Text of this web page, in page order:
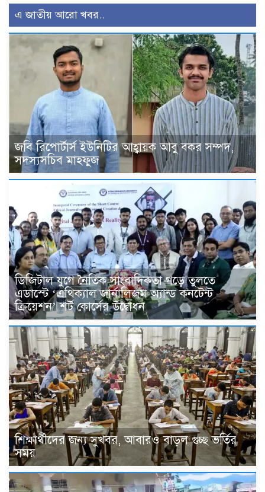
এ জাতীয় আরো খবর..
জবি রিপোর্টার্স ইউনিটির আহ্বায়ক আবু বকর সম্পদ,
সদস্যসচিব মাহফুজ
ডিজিটাল যুগে নৈতিক সাংবাদিকতা গড়ে তুলতে
এডাস্টে ‘এথিক্যাল জার্নালিজম অ্যান্ড কনটেন্ট
ক্রিয়েশন’ শর্ট কোর্সের উদ্বোধন
শিক্ষার্থীদের জন্য সুখবর, আবারও বাড়ল গুচ্ছ ভর্তির
সময়